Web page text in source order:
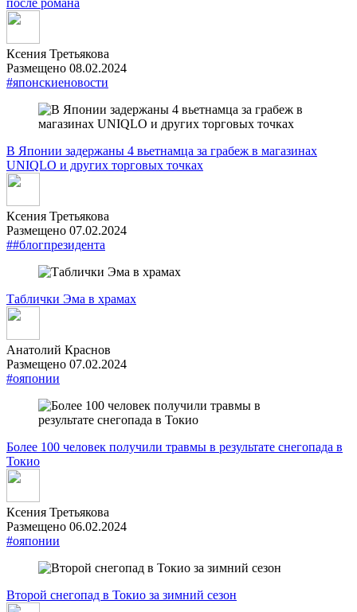
Ксения Третьякова
Размещено 08.02.2024
#японскиеновости
В Японии задержаны 4 вьетнамца за грабеж в магазинах
UNIQLO и других торговых точках
Ксения Третьякова
Размещено 07.02.2024
##блогпрезидента
Таблички Эма в храмах
Анатолий Краснов
Размещено 07.02.2024
#ояпонии
Более 100 человек получили травмы в результате снегопада в
Токио
Ксения Третьякова
Размещено 06.02.2024
#ояпонии
Второй снегопад в Токио за зимний сезон